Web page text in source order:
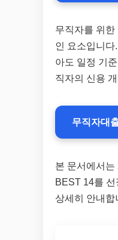
무직자를 위
인 요소입니
아도 일정 기
직자의 신용
무직자대
본 문서에서
BEST 14를
상세히 안내합